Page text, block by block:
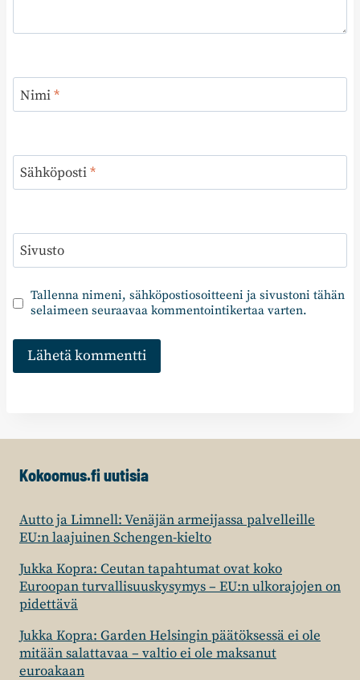
Nimi*
Sähköposti*
Sivusto
Tallenna nimeni, sähköpostiosoitteeni ja sivustoni tähän
selaimeen seuraavaa kommentointikertaa varten.
Kokoomus.fi uutisia
Autto ja Limnell: Venäjän armeijassa palvelleille
EU:n laajuinen Schengen-kielto
Jukka Kopra: Ceutan tapahtumat ovat koko
Euroopan turvallisuuskysymys – EU:n ulkorajojen on
pidettävä
Jukka Kopra: Garden Helsingin päätöksessä ei ole
mitään salattavaa – valtio ei ole maksanut
euroakaan